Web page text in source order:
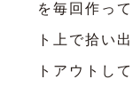
を毎回作っ
ト上で拾い
トアウトし